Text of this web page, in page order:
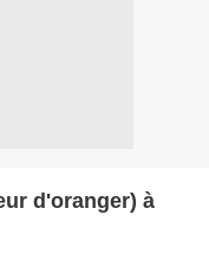
d'oranger) à